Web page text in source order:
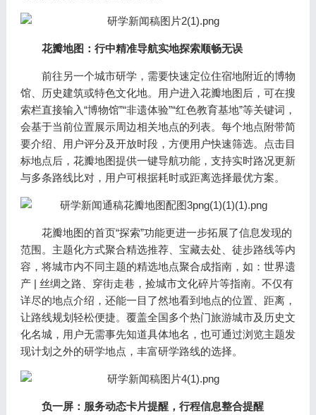
花瓣地图：行中精准导航实地探索顺畅无误
前往另一个城市研学，需要快速定位住宿地附近的博物
馆、历史建筑或特色文化地。用户进入花瓣地图后，可在搜
索栏直接输入“博物馆”“非遗体验”“红色教育基地”等关键词，
会基于当前位置展示周边相关地点的列表。每个地点附带简
要介绍、用户评分及开放时段，方便用户快速筛选。点击目
标地点后，花瓣地图提供一键导航功能，支持实时路况更新
与多条路线比对，用户可根据耗时或距离选择最优方案。
花瓣地图的首页“探索”功能更进一步拓展了信息发现的
范围。主题化方式聚合精选推荐、宝藏去处、徒步路线等内
容，将城市内不同主题的精选地点聚合成指南，如：世界遗
产 | 丝绸之路、穿街走巷，捡城市文化碎片等指南。不仅有
详尽的地点介绍，还能一目了然地看到地点的位置、距离，
让路线规划轻松便捷。覆盖全国多个热门旅游城市及历史文
化名城，用户无需事先知道具体地名，也可通过浏览主题发
现计划之外的研学地点，丰富研学路线的选择。
负一屏：服务动态卡片提醒，行程信息整合提醒